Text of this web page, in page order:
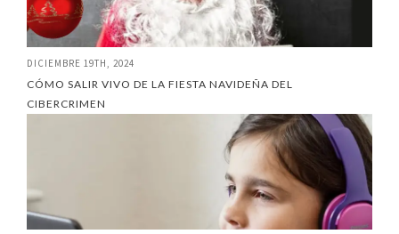
DICIEMBRE 19TH, 2024
CÓMO SALIR VIVO DE LA FIESTA NAVIDEÑA DEL
CIBERCRIMEN